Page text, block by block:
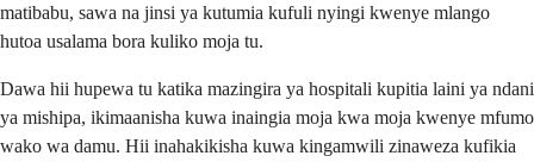
matibabu, sawa na jinsi ya kutumia kufuli nyingi kwenye mlango
hutoa usalama bora kuliko moja tu.
Dawa hii hupewa tu katika mazingira ya hospitali kupitia laini ya ndani
ya mishipa, ikimaanisha kuwa inaingia moja kwa moja kwenye mfumo
wako wa damu. Hii inahakikisha kuwa kingamwili zinaweza kufikia